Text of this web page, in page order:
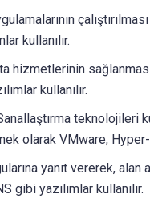
kullanılır.
hizmetlerinin
kullanılır.
olarak VMware,
yanıt vererek,
gibi yazılımlar kullanılır.